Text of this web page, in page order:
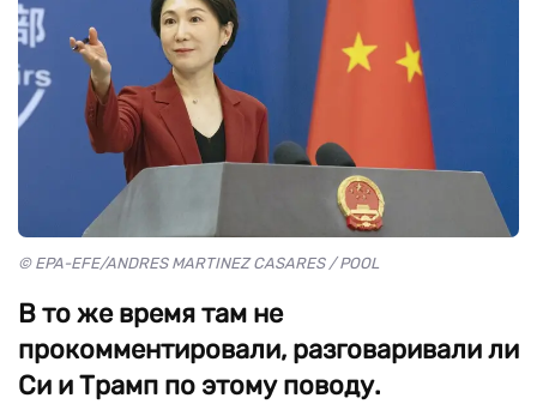
© EPA-EFE/ANDRES MARTINEZ CASARES / POOL
В то же время там не
прокомментировали, разговаривали ли
Си и Трамп по этому поводу.